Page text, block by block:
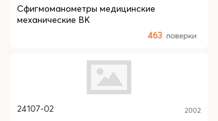
Сфигмоманометры медицинские
механические BK
463 поверки
24107-02 2002